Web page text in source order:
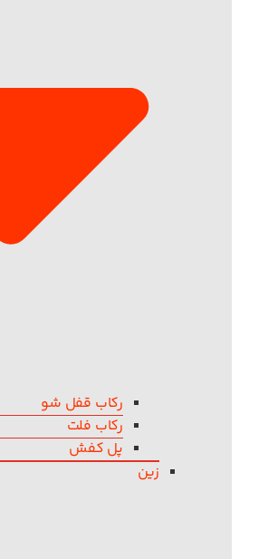
رکاب قفل شو
رکاب فلت
پل کفش
زین